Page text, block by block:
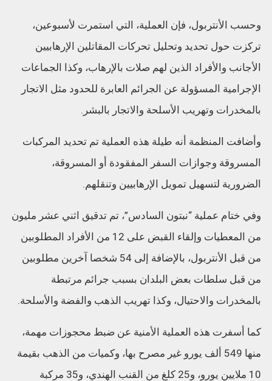
وحسب الأنتربول، فإن العملية، التي استمرت لأسبوعين،
تركزت حول تحديد وتحليل تحركات المقاتلين الإرهابيين
الأجانب والأفراد الذين لهم صلات بالإرهاب، وكذا الجماعات
الإجرامية المسؤولة عن الجرائم العابرة للحدود مثل الاتجار
بالمخدرات وتهريب الأسلحة والاتجار بالبشر.
وأضافت المنظمة أنه طيلة هذه العملية تم تحديد المركبات
المسروقة وجوازات السفر المفقودة أو المسروقة،
الضرورية لتسهيل تمويل الإرهابيين وتنقلهم.
وفي ختام عملية “نبتون السادس”، تم تدقيق اثني عشر مليون
من المعطيات وإلقاء القبض على 12 من الأفراد المطلوبين
من قبل الأنتربول، بالإضافة إلى 54 شخصا آخرين مطلوبين
من قبل سلطات بعض البلدان بسبب جرائم مرتبطة
بالمخدرات والاحتيال، وكذا تهريب الذهب والفضة والأسلحة.
كما أسفرت هذه العملية الأمنية عن ضبط محجوزات مهمة،
منها 549 ألف يورو غير مصرح بها، وكميات من الذهب بقيمة
10 ملايين يورو، و25 كلغ من القنب الهندي، و35 مركبة